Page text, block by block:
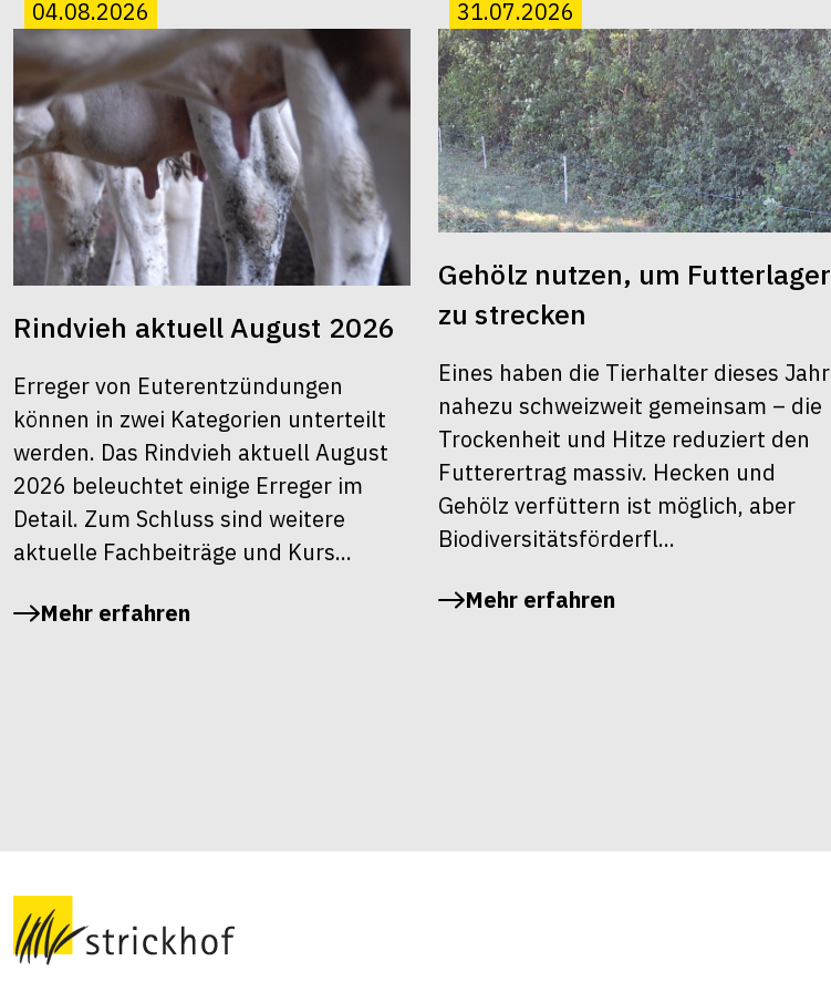
04.08.2026
Rindvieh aktuell August 2026
Erreger von Euterentzündungen
können in zwei Kategorien unterteilt
werden. Das Rindvieh aktuell August
2026 beleuchtet einige Erreger im
Detail. Zum Schluss sind weitere
aktuelle Fachbeiträge und Kurs...
Mehr erfahren
31.07.2026
Gehölz nutzen, um Futterlager
zu strecken
Eines haben die Tierhalter dieses Jahr
nahezu schweizweit gemeinsam – die
Trockenheit und Hitze reduziert den
Futterertrag massiv. Hecken und
Gehölz verfüttern ist möglich, aber
Biodiversitätsförderfl...
Mehr erfahren